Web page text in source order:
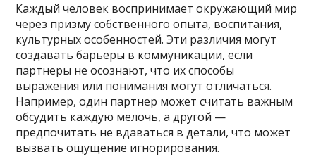
Каждый человек воспринимает окружающий мир
через призму собственного опыта, воспитания,
культурных особенностей. Эти различия могут
создавать барьеры в коммуникации, если
партнеры не осознают, что их способы
выражения или понимания могут отличаться.
Например, один партнер может считать важным
обсудить каждую мелочь, а другой —
предпочитать не вдаваться в детали, что может
вызвать ощущение игнорирования.